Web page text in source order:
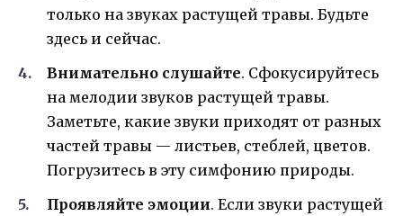
только на звуках растущей травы. Будьте
здесь и сейчас.
Внимательно слушайте. Сфокусируйтесь
на мелодии звуков растущей травы.
Заметьте, какие звуки приходят от разных
частей травы — листьев, стеблей, цветов.
Погрузитесь в эту симфонию природы.
Проявляйте эмоции. Если звуки растущей